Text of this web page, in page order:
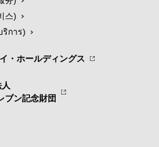
스)
ริการ)
・ホールディングス
ブン記念財団